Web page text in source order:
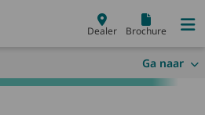
Dealer Brochure
Ga naar